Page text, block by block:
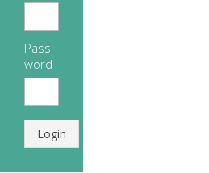
Pass
word
Login